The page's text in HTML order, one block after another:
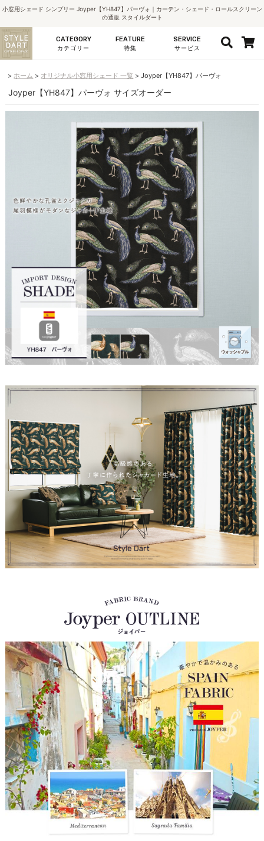
小窓用シェード シンプリー Joyper【YH847】パーヴォ｜カーテン・シェード・ロールスクリーン
の通販 スタイルダート
CATEGORY
カテゴリー
FEATURE
特集
SERVICE
サービス
ホーム オリジナル小窓用シェード 一覧 Joyper【YH847】パーヴォ
Joyper【YH847】パーヴォ サイズオーダー